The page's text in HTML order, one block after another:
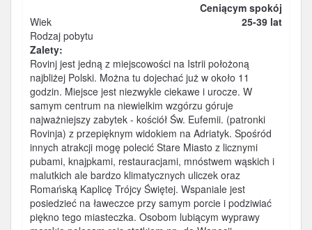
Ceniącym spokój
Wiek
25-39 lat
Rodzaj pobytu
Zalety:
Rovinj jest jedną z miejscowości na Istrii położoną
najbliżej Polski. Można tu dojechać już w około 11
godzin. Miejsce jest niezwykle ciekawe i urocze. W
samym centrum na niewielkim wzgórzu góruje
najważniejszy zabytek - kościół Św. Eufemii. (patronki
Rovinja) z przepięknym widokiem na Adriatyk. Spośród
innych atrakcji mogę polecić Stare Miasto z licznymi
pubami, knajpkami, restauracjami, mnóstwem wąskich i
malutkich ale bardzo klimatycznych uliczek oraz
Romańską Kaplicę Trójcy Świętej. Wspaniale jest
posiedzieć na ławeczce przy samym porcie i podziwiać
piękno tego miasteczka. Osobom lubiącym wyprawy